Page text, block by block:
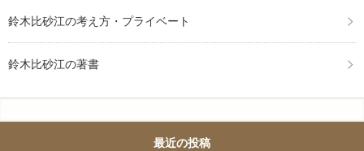
鈴木比砂江の考え方・プライベート
鈴木比砂江の著書
最近の投稿